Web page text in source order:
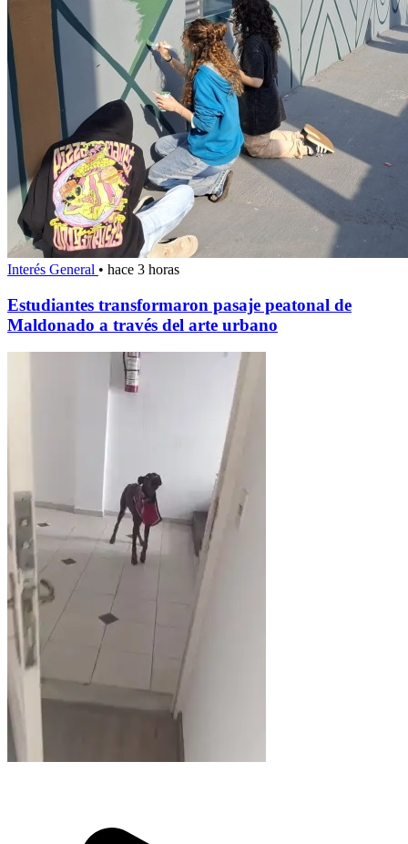
Interés General • hace 3 horas
Estudiantes transformaron pasaje peatonal de
Maldonado a través del arte urbano